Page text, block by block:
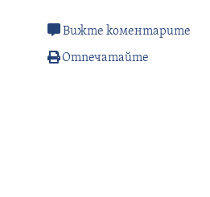
Вижте коментарите
Отпечатайте